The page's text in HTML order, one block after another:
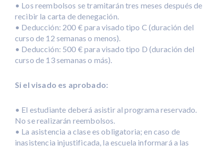
• Los reembolsos se tramitarán tres meses después de
recibir la carta de denegación.
• Deducción: 200 € para visado tipo C (duración del
curso de 12 semanas o menos).
• Deducción: 500 € para visado tipo D (duración del
curso de 13 semanas o más).
Si el visado es aprobado:
• El estudiante deberá asistir al programa reservado.
No se realizarán reembolsos.
• La asistencia a clase es obligatoria; en caso de
inasistencia injustificada, la escuela informará a las